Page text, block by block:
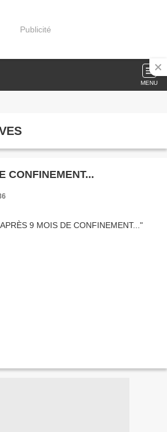
Publicité
MENU
CONFINEMENT...